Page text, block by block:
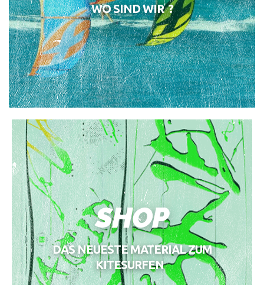
WO SIND WIR ?
SHOP
DAS NEUESTE MATERIAL ZUM
KITESURFEN